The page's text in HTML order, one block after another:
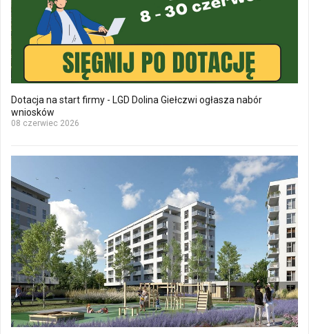
Dotacja na start firmy - LGD Dolina Giełczwi ogłasza nabór
wniosków
08 czerwiec 2026